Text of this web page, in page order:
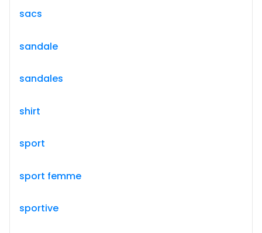
sacs
sandale
sandales
shirt
sport
sport femme
sportive